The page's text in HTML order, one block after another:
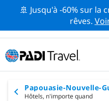
🚢 Jusqu'à -60% sur la
rêves.
Papouasie-Nouvelle-
Hôtels, n'importe quand